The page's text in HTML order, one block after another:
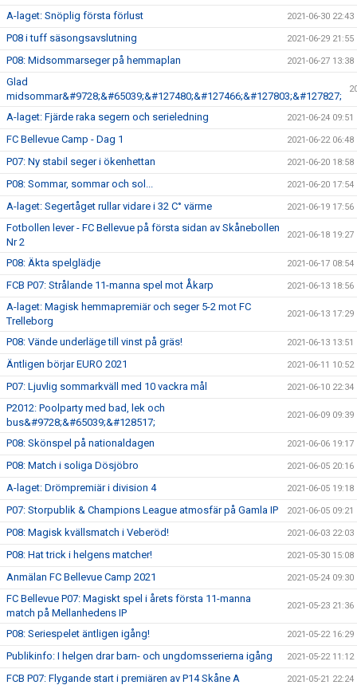
A-laget: Snöplig första förlust 2021-06-30 22:43
P08 i tuff säsongsavslutning 2021-06-29 21:55
P08: Midsommarseger på hemmaplan 2021-06-27 13:38
Glad
midsommar&#9728;&#65039;&#127480;&#127466;&#127803;&#127827;
A-laget: Fjärde raka segern och serieledning 2021-06-24 09:51
FC Bellevue Camp - Dag 1 2021-06-22 06:48
P07: Ny stabil seger i ökenhettan 2021-06-20 18:58
P08: Sommar, sommar och sol... 2021-06-20 17:54
A-laget: Segertåget rullar vidare i 32 C° värme 2021-06-19 17:56
Fotbollen lever - FC Bellevue på första sidan av Skånebollen
Nr 2
2021-06-18 19:27
P08: Äkta spelglädje 2021-06-17 08:54
FCB P07: Strålande 11-manna spel mot Åkarp 2021-06-13 18:56
A-laget: Magisk hemmapremiär och seger 5-2 mot FC
Trelleborg
2021-06-13 17:29
P08: Vände underläge till vinst på gräs! 2021-06-13 13:51
Äntligen börjar EURO 2021 2021-06-11 10:52
P07: Ljuvlig sommarkväll med 10 vackra mål 2021-06-10 22:34
P2012: Poolparty med bad, lek och
bus&#9728;&#65039;&#128517;
2021-06-09 09:39
P08: Skönspel på nationaldagen 2021-06-06 19:17
P08: Match i soliga Dösjöbro 2021-06-05 20:16
A-laget: Drömpremiär i division 4 2021-06-05 19:18
P07: Storpublik & Champions League atmosfär på Gamla IP 2021-06-05 09:21
P08: Magisk kvällsmatch i Veberöd! 2021-06-03 22:03
P08: Hat trick i helgens matcher! 2021-05-30 15:08
Anmälan FC Bellevue Camp 2021 2021-05-24 09:30
FC Bellevue P07: Magiskt spel i årets första 11-manna
match på Mellanhedens IP
2021-05-23 21:36
P08: Seriespelet äntligen igång! 2021-05-22 16:29
Publikinfo: I helgen drar barn- och ungdomsserierna igång 2021-05-22 11:12
FCB P07: Flygande start i premiären av P14 Skåne A 2021-05-21 22:24